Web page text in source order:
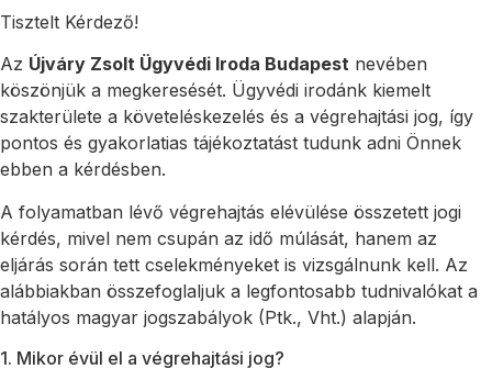
Tisztelt Kérdező!
Az Újváry Zsolt Ügyvédi Iroda Budapest nevében
köszönjük a megkeresését. Ügyvédi irodánk kiemelt
szakterülete a követeléskezelés és a végrehajtási jog, így
pontos és gyakorlatias tájékoztatást tudunk adni Önnek
ebben a kérdésben.
A folyamatban lévő végrehajtás elévülése összetett jogi
kérdés, mivel nem csupán az idő múlását, hanem az
eljárás során tett cselekményeket is vizsgálnunk kell. Az
alábbiakban összefoglaljuk a legfontosabb tudnivalókat a
hatályos magyar jogszabályok (Ptk., Vht.) alapján.
1. Mikor évül el a végrehajtási jog?